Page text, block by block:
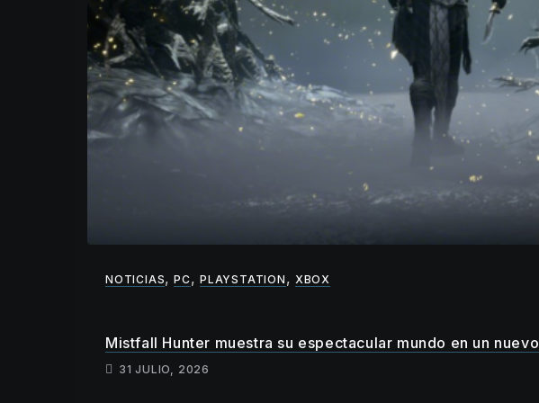
NOTICIAS,PC,PLAYSTATION , XBOX
Mistfall Hunter muestra su espectacular mundo en un nuevo
31 JULIO, 2026